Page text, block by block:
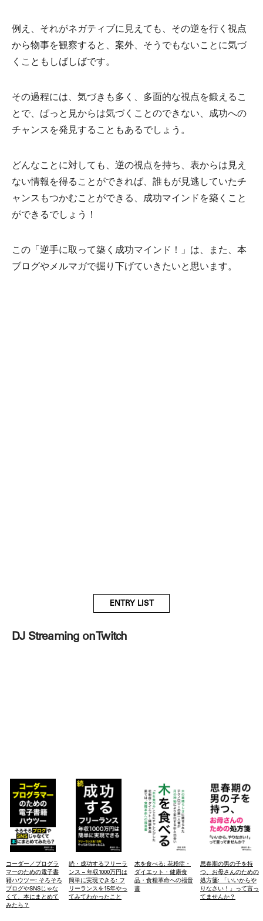
例え、それがネガティブに見えても、その逆を行く視点
から物事を観察すると、案外、そうでもないことに気づ
くこともしばしばです。
その過程には、気づきも多く、多面的な視点を鍛えるこ
とで、ぱっと見からは気づくことのできない、成功への
チャンスを発見することもあるでしょう。
どんなことに対しても、逆の視点を持ち、表からは見え
ない情報を得ることができれば、誰もが見逃していたチ
ャンスもつかむことができる、成功マインドを築くこと
ができるでしょう！
この「逆手に取って築く成功マインド！」は、また、本
ブログやメルマガで掘り下げていきたいと思います。
ENTRY LIST
DJ Streaming on Twitch
コーダー／プログラ
マーのための電子書
籍ハウツー: そろそろ
ブログやSNSじゃな
くて、本にまとめて
みたら？
続・成功するフリーラ
ンス – 年収1000万円は
簡単に実現できる: フ
リーランスを15年やっ
てみてわかったこと
木を食べる: 花粉症・
ダイエット・健康食
品・食糧革命への福音
書
思春期の男の子を持
つ、お母さんのための
処方箋: 「いいからや
りなさい！」って言っ
てませんか？